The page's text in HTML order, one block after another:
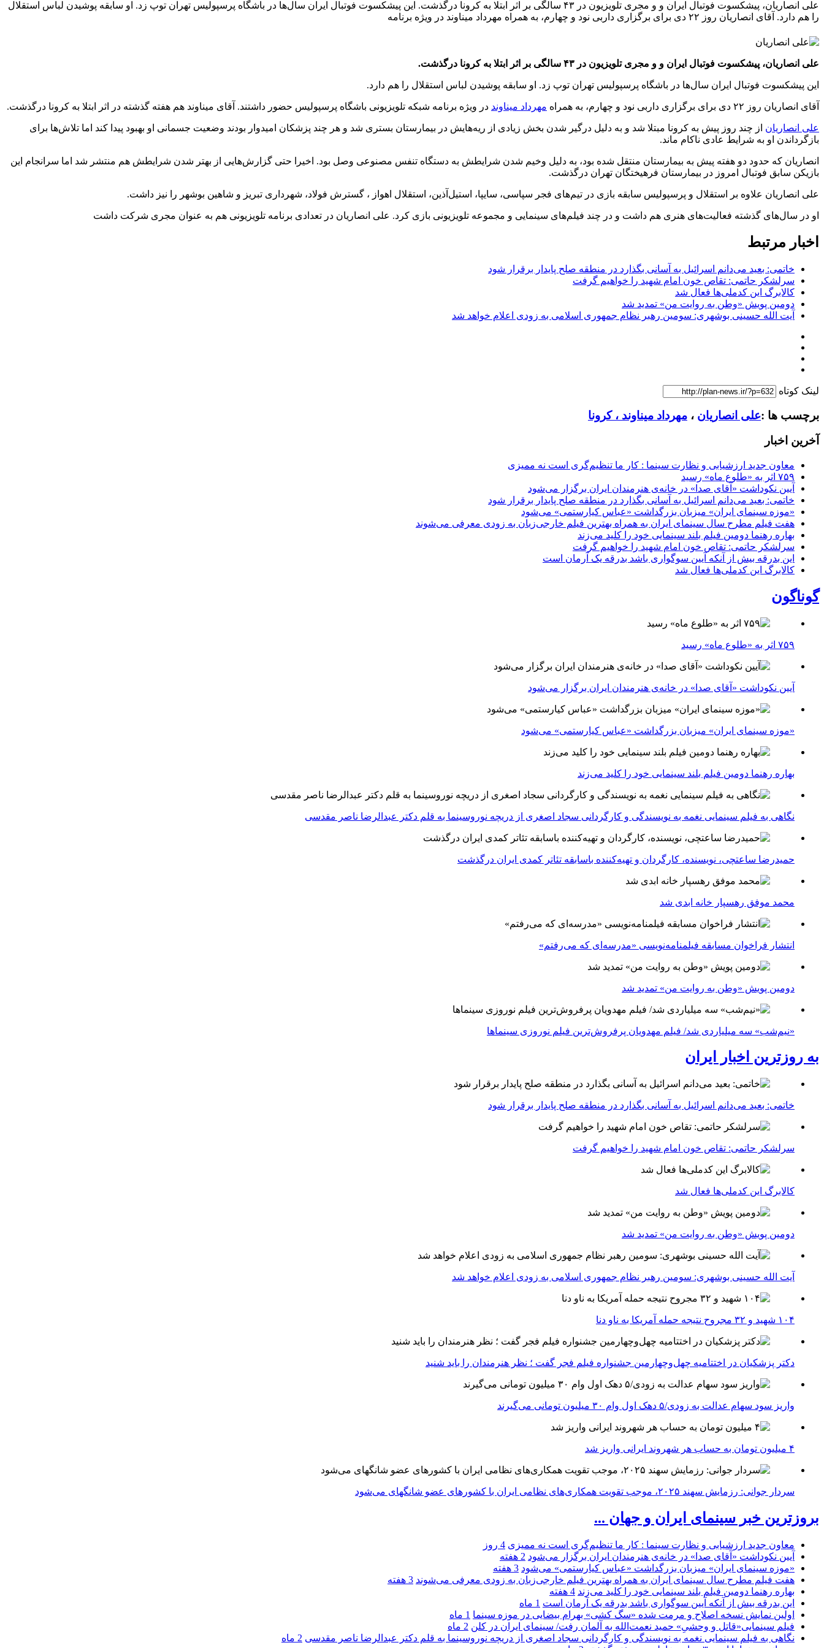
علی انصاریان، پیشکسوت فوتبال ایران و و مجری تلویزیون در ۴۳ سالگی بر اثر ابتلا به کرونا درگذشت. این پیشکسوت فوتبال ایران سال‌ها در باشگاه پرسپولیس تهران توپ زد. او سابقه پوشیدن لباس استقلال
را هم دارد. آقای انصاریان روز ۲۲ دی برای برگزاری داربی نود و چهارم، به همراه مهرداد میناوند در ویژه برنامه
علی انصاریان، پیشکسوت فوتبال ایران و و مجری تلویزیون در ۴۳ سالگی بر اثر ابتلا به کرونا درگذشت.
این پیشکسوت فوتبال ایران سال‌ها در باشگاه پرسپولیس تهران توپ زد. او سابقه پوشیدن لباس استقلال را هم دارد.
آقای انصاریان روز ۲۲ دی برای برگزاری داربی نود و چهارم، به همراه مهرداد میناوند در ویژه برنامه شبکه تلویزیونی باشگاه پرسپولیس حضور داشتند. آقای میناوند هم هفته گذشته در اثر ابتلا به کرونا درگذشت.
علی انصاریان از چند روز پیش به کرونا مبتلا شد و به دلیل درگیر شدن بخش زیادی از ریه‌هایش در بیمارستان بستری شد و هر چند پزشکان امیدوار بودند وضعیت جسمانی او بهبود پیدا کند اما تلاش‌ها برای
بازگرداندن او به شرایط عادی ناکام ماند.
انصاریان که حدود دو هفته پیش به بیمارستان منتقل شده بود، به دلیل وخیم شدن شرایطش به دستگاه تنفس مصنوعی وصل بود. اخیرا حتی گزارش‌هایی از بهتر شدن شرایطش هم منتشر شد اما سرانجام این
بازیکن سابق فوتبال امروز در بیمارستان فرهیختگان تهران درگذشت.
علی انصاریان علاوه بر استقلال و پرسپولیس سابقه بازی در تیم‌های فجر سپاسی، سایپا، استیل‌آذین، استقلال اهواز ، گسترش فولاد، شهرداری تبریز و شاهین بوشهر را نیز داشت.
او در سال‌های گذشته فعالیت‌های هنری هم داشت و در چند فیلم‌های سینمایی و مجموعه‌ تلویزیونی بازی کرد. علی انصاریان در تعدادی برنامه تلویزیونی هم به عنوان مجری شرکت داشت
اخبار مرتبط
خاتمی: بعید می‌دانم اسرائیل به آسانی بگذارد در منطقه صلح پایدار برقرار شود
سرلشکر حاتمی: تقاص خون امام شهید را خواهیم گرفت
کالابرگ این کدملی‌ها فعال شد
دومین پویش «وطن به روایت من» تمدید شد
آیت الله حسینی بوشهری: سومین رهبر نظام جمهوری اسلامی به زودی اعلام خواهد شد
لینک کوتاه
برچسب ها :علی انصاریان ، مهرداد میناوند ، کرونا
آخرین اخبار
معاون جدید ارزشیابی و نظارت سینما : کار ما تنظیم‌گری است نه ممیزی
۷۵۹ اثر به «طلوع ماه» رسید
آیین نکوداشت «آقای صدا» در خانه‌ی هنرمندان ایران برگزار می‌شود
خاتمی: بعید می‌دانم اسرائیل به آسانی بگذارد در منطقه صلح پایدار برقرار شود
«موزه سینمای ایران» میزبان بزرگداشت «عباس کیارستمی» می‌شود
هفت فیلم مطرح سال سینمای ایران به همراه بهترین فیلم خارجی‌زبان به زودی معرفی می‌شوند
بهاره رهنما دومین فیلم بلند سینمایی خود را کلید می‌زند
سرلشکر حاتمی: تقاص خون امام شهید را خواهیم گرفت
این بدرقه بیش از آنکه آیین سوگواری باشد بدرقه یک آرمان است
کالابرگ این کدملی‌ها فعال شد
گوناگون
۷۵۹ اثر به «طلوع ماه» رسید
آیین نکوداشت «آقای صدا» در خانه‌ی هنرمندان ایران برگزار می‌شود
«موزه سینمای ایران» میزبان بزرگداشت «عباس کیارستمی» می‌شود
بهاره رهنما دومین فیلم بلند سینمایی خود را کلید می‌زند
نگاهی به فیلم سینمایی نغمه به نویسندگی و کارگردانی سجاد اصغری از دریچه نوروسینما به قلم دکتر عبدالرضا ناصر مقدسی
حمیدرضا ساعتچی، نویسنده، کارگردان و تهیه‌کننده باسابقه تئاتر کمدی ایران درگذشت
محمد موفق رهسپار خانه ابدی شد
انتشار فراخوان مسابقه فیلمنامه‌نویسی «مدرسه‌ای که می‌رفتم»
دومین پویش «وطن به روایت من» تمدید شد
«نیم‌شب» سه میلیاردی شد/ فیلم مهدویان پرفروش‌ترین فیلم نوروزی سینماها
به روزترین اخبار ایران
خاتمی: بعید می‌دانم اسرائیل به آسانی بگذارد در منطقه صلح پایدار برقرار شود
سرلشکر حاتمی: تقاص خون امام شهید را خواهیم گرفت
کالابرگ این کدملی‌ها فعال شد
دومین پویش «وطن به روایت من» تمدید شد
آیت الله حسینی بوشهری: سومین رهبر نظام جمهوری اسلامی به زودی اعلام خواهد شد
۱۰۴ شهید و ۳۲ مجروح نتیجه حمله آمریکا به ناو دنا
دکتر پزشکیان در اختتامیه چهل‌وچهارمین جشنواره فیلم فجر گفت ؛ نظر هنرمندان را باید شنید
واریز سود سهام عدالت به زودی/۵ دهک اول وام ۳۰ میلیون تومانی می‌گیرند
۴ میلیون تومان به حساب هر شهروند ایرانی واریز شد
سردار جوانی: رزمایش سهند ۲۰۲۵، موجب تقویت همکاری‌های نظامی ایران با کشور‌های عضو شانگهای می‌شود
بروزترین خبر سینمای ایران و جهان ...
معاون جدید ارزشیابی و نظارت سینما : کار ما تنظیم‌گری است نه ممیزی 4 روز
آیین نکوداشت «آقای صدا» در خانه‌ی هنرمندان ایران برگزار می‌شود 2 هفته
«موزه سینمای ایران» میزبان بزرگداشت «عباس کیارستمی» می‌شود 3 هفته
هفت فیلم مطرح سال سینمای ایران به همراه بهترین فیلم خارجی‌زبان به زودی معرفی می‌شوند 3 هفته
بهاره رهنما دومین فیلم بلند سینمایی خود را کلید می‌زند 4 هفته
این بدرقه بیش از آنکه آیین سوگواری باشد بدرقه یک آرمان است 1 ماه
اولین نمایش نسخه اصلاح و مرمت شده «سگ کشی» بهرام بیضایی در موزه سینما 1 ماه
فیلم سینمایی«قاتل و وحشیِ» حمید نعمت‌الله به آلمان رفت/ سینمای ایران در کلن 2 ماه
نگاهی به فیلم سینمایی نغمه به نویسندگی و کارگردانی سجاد اصغری از دریچه نوروسینما به قلم دکتر عبدالرضا ناصر مقدسی 2 ماه